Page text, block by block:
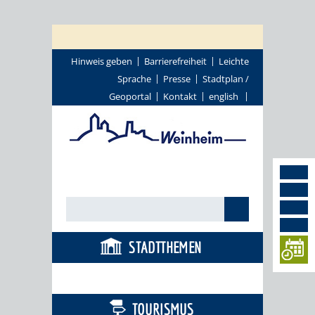
Hinweis geben Barrierefreiheit
Leichte
Sprache
Presse
Stadtplan /
Geoportal
Kontakt english
STADTTHEMEN
TOURISMUS